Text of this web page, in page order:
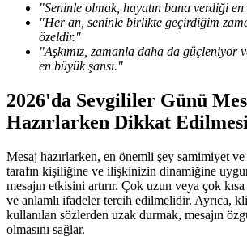
"Seninle olmak, hayatın bana verdiği
"Her an, seninle birlikte geçirdiğim
özeldir."
"Aşkımız, zamanla daha da güçleniyor
en büyük şansı."
2026'da Sevgililer Günü
Hazırlarken Dikkat
Mesaj hazırlarken, en önemli şey samimiyet
tarafın kişiliğine ve ilişkinizin dinamiğine
mesajın etkisini artırır. Çok uzun veya çok
ve anlamlı ifadeler tercih edilmelidir. Ayrıca,
kullanılan sözlerden uzak durmak, mesajın
olmasını sağlar.